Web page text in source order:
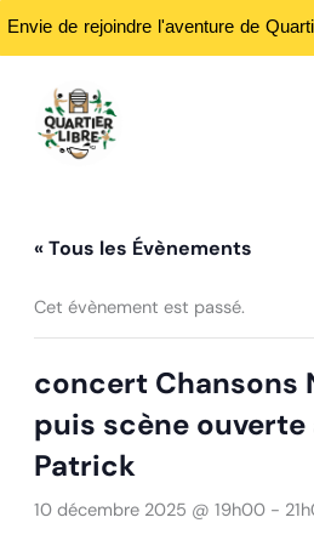
contenu
« Tous les Évènements
Cet évènement est passé.
concert Chansons
puis scène
Patrick
10 décembre 2025 @ 19h00-